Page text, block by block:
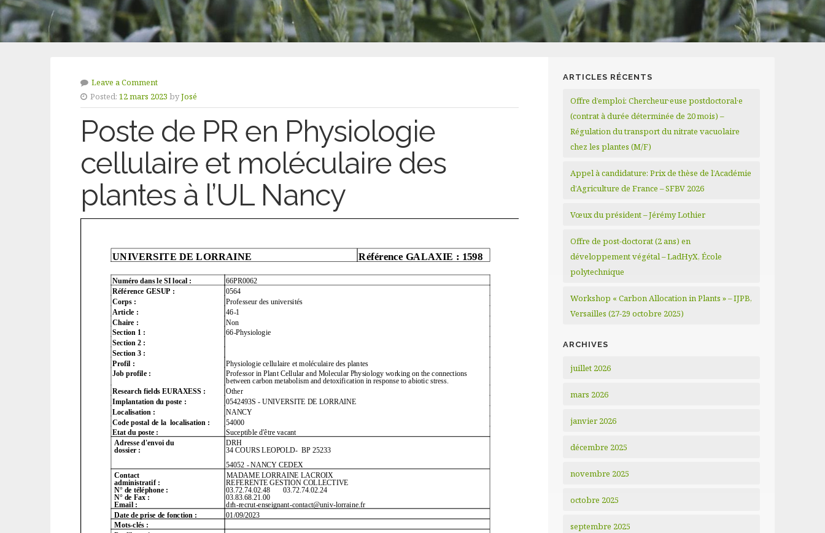
Leave a Comment
Posted: 12 mars 2023 byJosé
Poste de PR en Physiologie
cellulaire et moléculaire des
plantes à l’UL Nancy
ARTICLES RÉCENTS
Offre d’emploi: Chercheur·euse postdoctoral·e
(contrat à durée déterminée de 20 mois) –
Régulation du transport du nitrate vacuolaire
chez les plantes (M/F)
Appel à candidature: Prix de thèse de l’Académie
d’Agriculture de France – SFBV 2026
Vœux du président – Jérémy Lothier
Offre de post-doctorat (2 ans) en
développement végétal – LadHyX, École
polytechnique
Workshop « Carbon Allocation in Plants » – IJPB,
Versailles (27-29 octobre 2025)
ARCHIVES
juillet 2026
mars 2026
janvier 2026
décembre 2025
novembre 2025
octobre 2025
septembre 2025